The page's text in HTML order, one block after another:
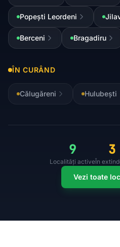
Popești Leordeni
Berceni Bragadiru
ÎN CURÂND
Călugăreni Hulubești
9
Localități active
3
În
Vezi toate